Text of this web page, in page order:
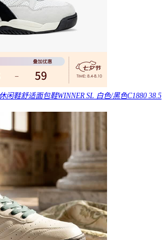
鞋舒适面包鞋WINNER SL 白色/黑色C1880 38.5